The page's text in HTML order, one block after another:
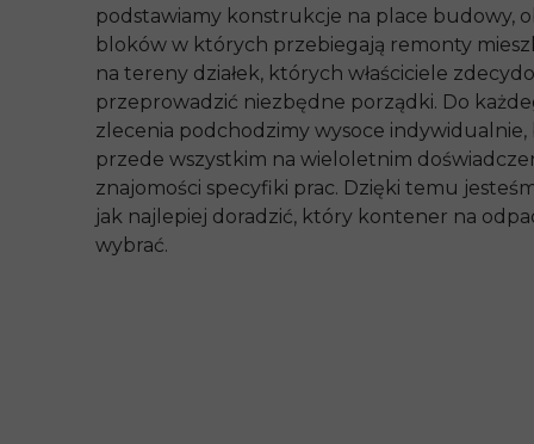
podstawiamy konstrukcje na place budowy,
bloków w których przebiegają remonty
na tereny działek, których właściciele
przeprowadzić niezbędne porządki. Do
zlecenia podchodzimy wysoce indywidualnie,
przede wszystkim na wieloletnim
znajomości specyfiki prac. Dzięki temu
jak najlepiej doradzić, który kontener na
wybrać.